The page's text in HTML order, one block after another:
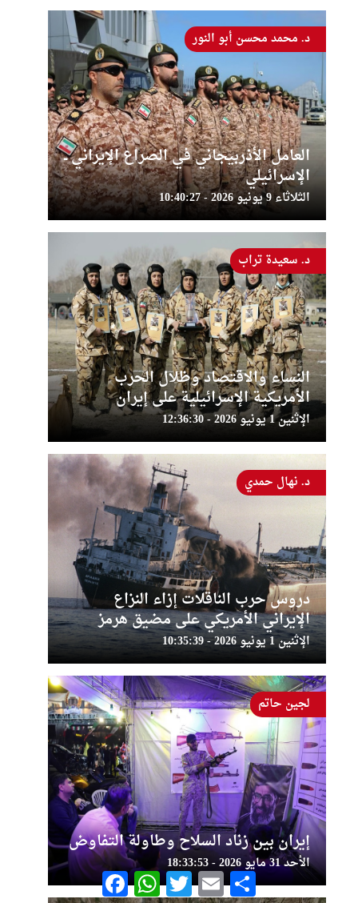
العامل الأذربيجاني في الصراع الإيراني ــ
الإسرائيلي
الثلاثاء 9 يونيو 2026 - 10:40:27
د. محمد محسن أبو النور
النساء والاقتصاد وظلال الحرب
الأمريكية الإسرائيلية على إيران
الإثنين 1 يونيو 2026 - 12:36:30
د. سعيدة تراب
دروس حرب الناقلات إزاء النزاع
الإيراني الأمريكي على مضيق هرمز
الإثنين 1 يونيو 2026 - 10:35:39
د. نهال حمدي
إيران بين زناد السلاح وطاولة التفاوض
الأحد 31 مايو 2026 - 18:33:53
لجين حاتم
FacebookWhatsAppTwitter Email Share